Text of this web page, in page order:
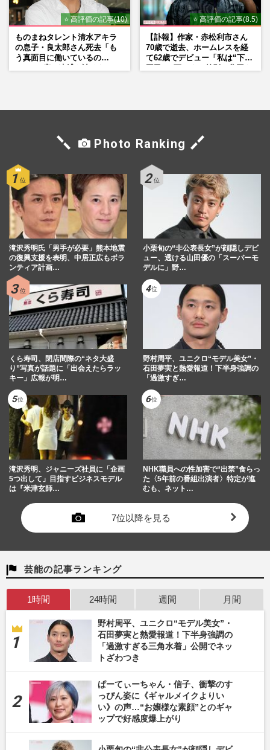
⭐ 高評価の記事(10)
ものまねタレント清水アキラ
の息子・良太郎さん死去「も
う真面目に働いているの
⭐ 高評価の記事(8.5)
【訃報】作家・赤松利市さん
70歳で逝去、ホームレスを経
て62歳でデビュー「私は“下級
Photo Ranking
滝沢秀明氏「男手が必要」熊本地震
の復興支援を表明、中居正広もボラ
ンティア計画…
小栗旬の“非公表長女”が顔隠しデビ
ュー、透ける山田優の「スーパーモ
デルに」野…
くら寿司、閉店間際の“ネタ大盛
り”写真が話題に「出会えたらラッ
キー」広報が明…
野村周平、ユニクロ“モデル美女”・
石田夢実と熱愛報道！下半身強調の
「過激すぎ…
滝沢秀明、ジャニーズ社員に「企画
5つ出して」目指すビジネスモデル
は『米津玄師…
NHK職員への性加害で“出禁”食らっ
た〈5年前の番組出演者〉特定が進
むも、ネット…
7位以降を見る
芸能の記事ランキング
1時間 24時間 週間 月間
野村周平、ユニクロ“モデル美女”・
石田夢実と熱愛報道！下半身強調の
「過激すぎる三角水着」公開でネッ
トざわつき
ぱーてぃーちゃん・信子、衝撃のす
っぴん姿に《ギャルメイクよりい
い》の声…“お嬢様な素顔”とのギャ
ップで好感度爆上がり